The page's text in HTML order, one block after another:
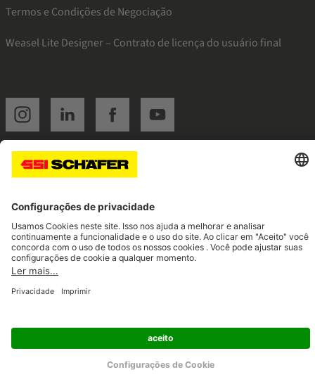
Termos e Condições de Negociação
Weasel Lite Designer – Contrato de licença do usuário final
SSI instagramSSI linkedinSSI facebookSSI youtube
Navigate to home page
© 2026